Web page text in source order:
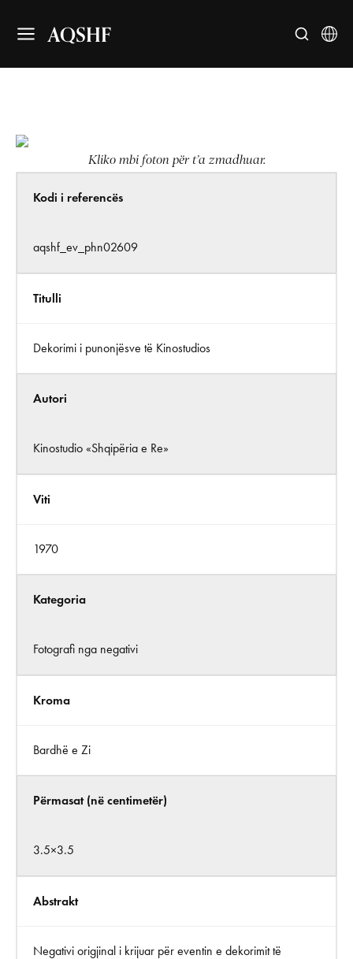
AQSHF
Kliko mbi foton për t’a zmadhuar.
Kodi i referencës
aqshf_ev_phn02609
Titulli
Dekorimi i punonjësve të Kinostudios
Autori
Kinostudio «Shqipëria e Re»
Viti
1970
Kategoria
Fotografi nga negativi
Kroma
Bardhë e Zi
Përmasat (në centimetër)
3.5×3.5
Abstrakt
Negativi origjinal i krijuar për eventin e dekorimit të